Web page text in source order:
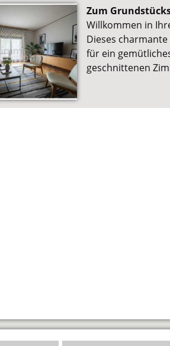
Zum
Willkommen in
Dieses
für ein
geschnittenen